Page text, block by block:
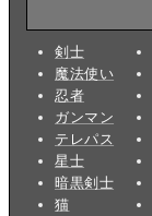
剣士
魔法使い
忍者
ガンマン
テレパス
星士
暗黒剣士
猫